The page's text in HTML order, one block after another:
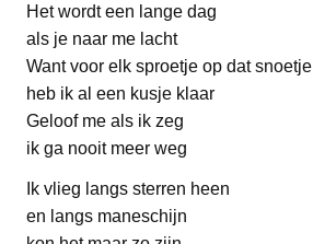
Het wordt een lange dag
als je naar me lacht
Want voor elk sproetje op dat snoetje
heb ik al een kusje klaar
Geloof me als ik zeg
ik ga nooit meer weg
Ik vlieg langs sterren heen
en langs maneschijn